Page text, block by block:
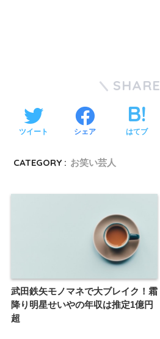
SHARE
ツイート シェア はてブ
CATEGORY : お笑い芸人
武田鉄矢モノマネで大ブレイク！霜
降り明星せいやの年収は推定1億円
超